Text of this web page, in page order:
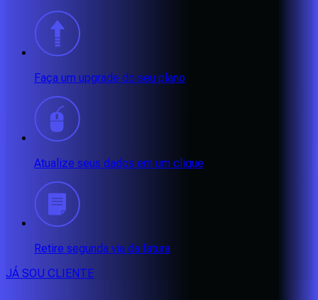
Faça um upgrade do seu plano
Atualize seus dados em um clique
Retire segunda via da fatura
JÁ SOU CLIENTE